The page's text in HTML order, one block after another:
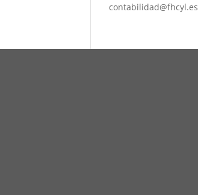
contabilidad@fhcyl.es